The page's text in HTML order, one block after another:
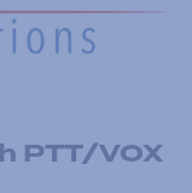
PTT/VOX